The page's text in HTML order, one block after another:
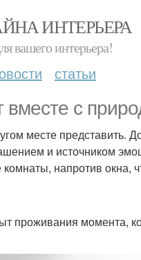
ИНТЕРЬЕРА
вашего интерьера!
статьи
с
месте представить.
и источником
комнаты, напротив
проживания момента,